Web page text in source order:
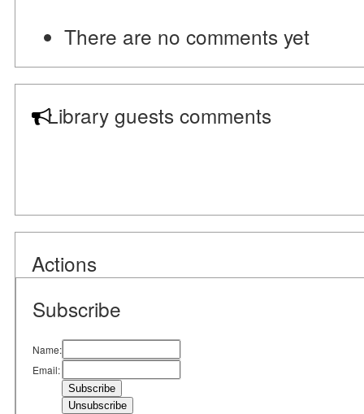
There are no comments yet
Library guests comments
Actions
Subscribe
Name:
Email: